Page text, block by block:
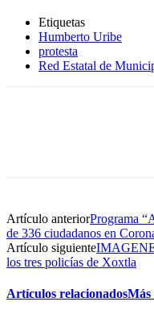
Etiquetas
Humberto Uribe
protesta
Red Estatal de
Artículo anteriorPrograma
de 336 ciudadanos en
Artículo siguiente
los tres policías de Xoxtla
Artículos relacionadosMás